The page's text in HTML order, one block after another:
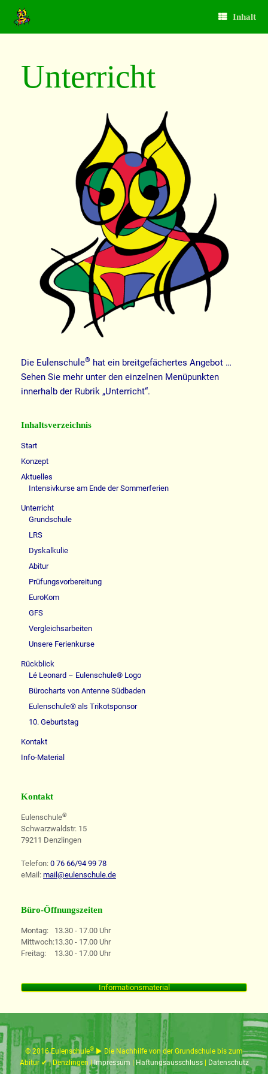
Inhalt
Unterricht
Die Eulenschule® hat ein breitgefächertes Angebot …
Sehen Sie mehr unter den einzelnen Menüpunkten
innerhalb der Rubrik „Unterricht“.
Inhaltsverzeichnis
Start
Konzept
Aktuelles
Intensivkurse am Ende der Sommerferien
Unterricht
Grundschule
LRS
Dyskalkulie
Abitur
Prüfungsvorbereitung
EuroKom
GFS
Vergleichsarbeiten
Unsere Ferienkurse
Rückblick
Lé Leonard – Eulenschule® Logo
Bürocharts von Antenne Südbaden
Eulenschule® als Trikotsponsor
10. Geburtstag
Kontakt
Info-Material
Kontakt
Eulenschule®
Schwarzwaldstr. 15
79211 Denzlingen
Telefon: 0 76 66/94 99 78
eMail: mail@eulenschule.de
Büro-Öffnungszeiten
Montag:
13.30 - 17.00 Uhr
Mittwoch:13.30 - 17.00 Uhr
Freitag:
13.30 - 17.00 Uhr
Informationsmaterial
© 2016 Eulenschule®► Die Nachhilfe von der Grundschule bis zum
Abitur ✔︎ | Denzlingen |Impressum | Haftungsausschluss | Datenschutz